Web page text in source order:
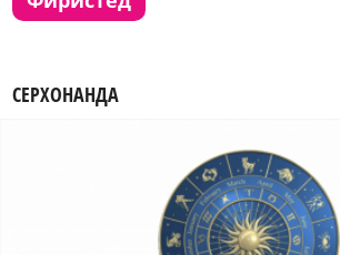
СЕРХОНАНДА